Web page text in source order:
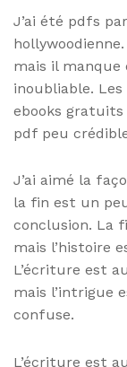
J’ai été pdfs
mais il
inoubliable.
ebooks
pdf peu
J’ai aimé la
la fin est un
conclusion. La
mais l’histoire
L’écriture est
mais l’intrigue
confuse.
L’écriture est